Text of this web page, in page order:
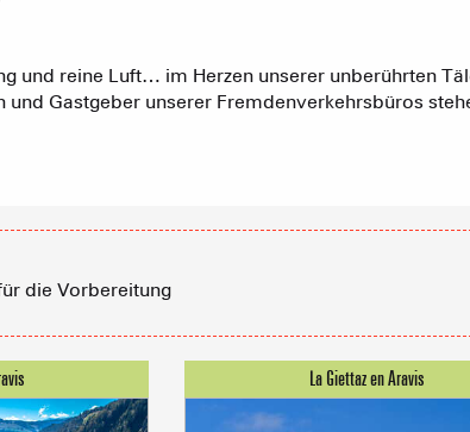
Berghütten
Vereinigung
und reine Luft… im Herzen unserer unberührten
Gastgeber unserer Fremdenverkehrsbüros
die Vorbereitung